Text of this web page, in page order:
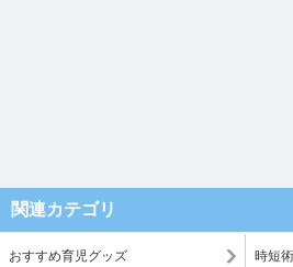
関連カテゴリ
おすすめ育児グッズ 時短